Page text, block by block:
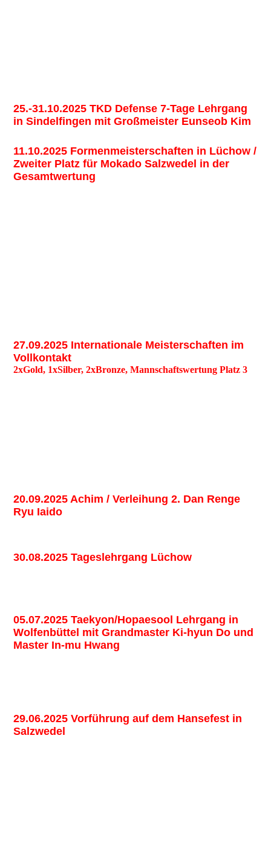
25.-31.10.2025 TKD Defense 7-Tage Lehrgang
in Sindelfingen mit Großmeister Eunseob Kim
11.10.2025 Formenmeisterschaften in Lüchow /
Zweiter Platz für Mokado Salzwedel in der
Gesamtwertung
27.09.2025 Internationale Meisterschaften im
Vollkontakt
2xGold, 1xSilber, 2xBronze, Mannschaftswertung Platz 3
20.09.2025 Achim / Verleihung 2. Dan Renge
Ryu Iaido
30.08.2025 Tageslehrgang Lüchow
05.07.2025 Taekyon/Hopaesool Lehrgang in
Wolfenbüttel mit Grandmaster Ki-hyun Do und
Master In-mu Hwang
29.06.2025 Vorführung auf dem Hansefest in
Salzwedel